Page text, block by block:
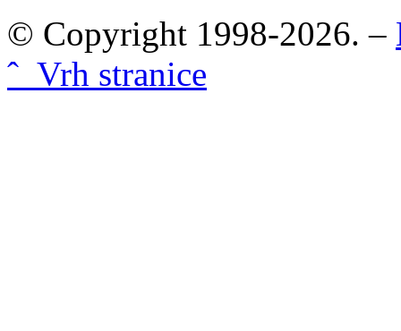
© Copyright 1998-2026. –
ˆ Vrh stranice